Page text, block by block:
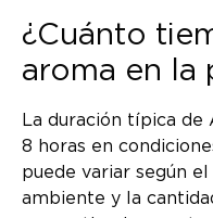
¿Cuánto
aroma en la
La duración típica de
8 horas en
puede variar según
ambiente y la